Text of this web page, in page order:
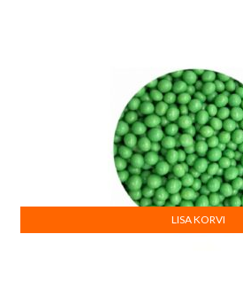
LISA KORVI